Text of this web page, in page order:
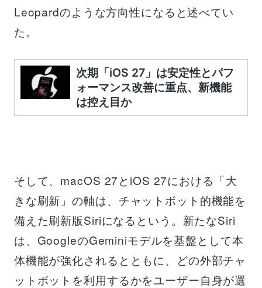
Leopardのような方向性になると述べてい
た。
そして、macOS 27とiOS 27における「大
きな刷新」の軸は、チャットボット的機能を
備えた刷新版Siriになるという。新たなSiri
は、GoogleのGeminiモデルを基盤として本
体機能が強化されるとともに、どの外部チャ
ットボットを利用するかをユーザー自身が選